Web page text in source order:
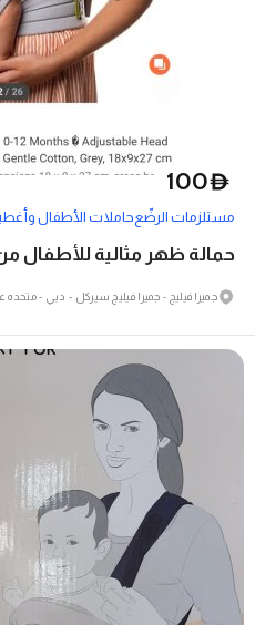
D
100
مستلزمات الرضّعحاملات الأطفال
حمالة ظهر مثالية للأطفال من
جميرا فيلیج - جميرا فيلیج سيركل - دبي - متحدہ